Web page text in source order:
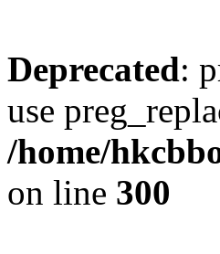
Deprecated:
use
/home/
on line 300